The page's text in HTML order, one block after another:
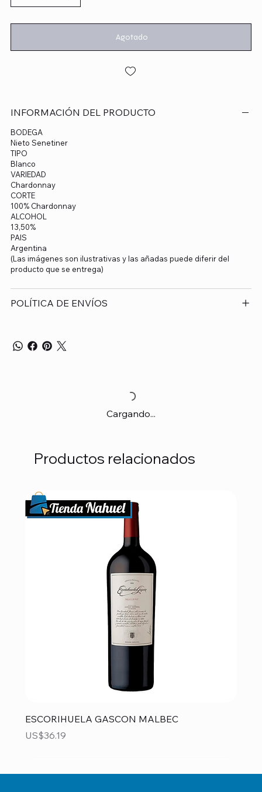
Agotado
INFORMACIÓN DEL PRODUCTO
BODEGA
Nieto Senetiner
TIPO
Blanco
VARIEDAD
Chardonnay
CORTE
100% Chardonnay
ALCOHOL
13,50%
PAIS
Argentina
(Las imágenes son ilustrativas y las añadas puede diferir del
producto que se entrega)
POLÍTICA DE ENVÍOS
Cargando...
Productos relacionados
ESCORIHUELA GASCON MALBEC
Precio
US$36.19